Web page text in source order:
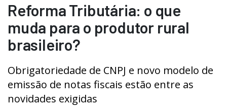
Reforma Tributária: o que
muda para o produtor rural
brasileiro?
Obrigatoriedade de CNPJ e novo modelo de
emissão de notas fiscais estão entre as
novidades exigidas